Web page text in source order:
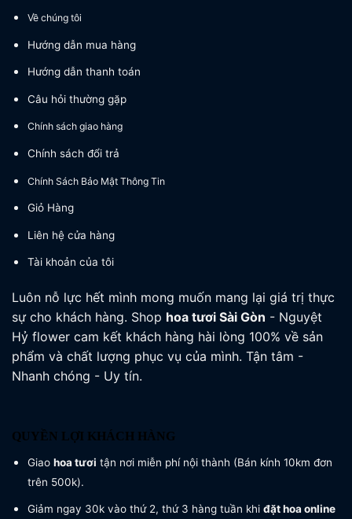
Về chúng tôi
Hướng dẫn mua hàng
Hướng dẫn thanh toán
Câu hỏi thường gặp
Chính sách giao hàng
Chính sách đổi trả
Chính Sách Bảo Mật Thông Tin
Giỏ Hàng
Liên hệ cửa hàng
Tài khoản của tôi
Luôn nỗ lực hết mình mong muốn mang lại giá trị thực
sự cho khách hàng. Shop hoa tươi Sài Gòn - Nguyệt
Hỷ flower cam kết khách hàng hài lòng 100% về sản
phẩm và chất lượng phục vụ của mình. Tận tâm -
Nhanh chóng - Uy tín.
QUYỀN LỢI KHÁCH HÀNG
Giao hoa tươi tận nơi miễn phí nội thành (Bán kính 10km đơn
trên 500k).
Giảm ngay 30k vào thứ 2, thứ 3 hàng tuần khi đặt hoa online